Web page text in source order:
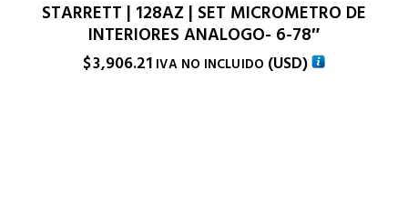
STARRETT | 128AZ | SET MICROMETRO DE
INTERIORES ANALOGO- 6-78″
$3,906.21 IVA NO INCLUIDO (USD)